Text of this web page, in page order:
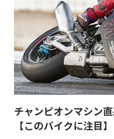
チャンピオンマシン
【このバイクに注目】